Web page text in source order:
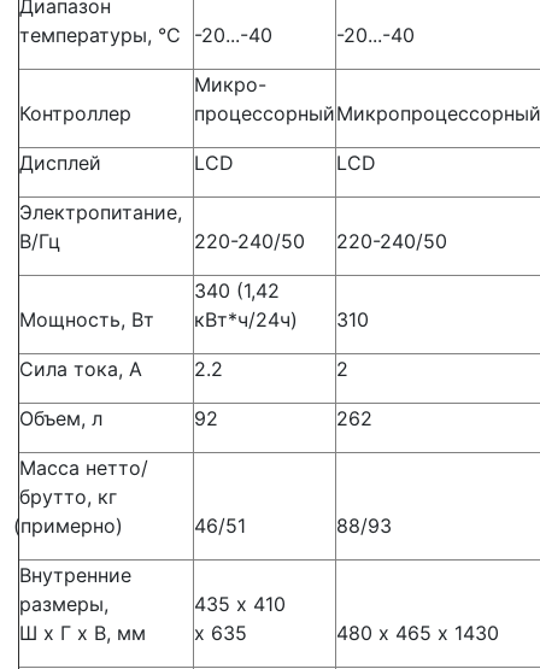
Диапазон
температуры, °C
-20...-40 -20...-40
Контроллер
Микро-
процессорныйМикропроцессорный
Дисплей LCD LCD
Электропитание,
В/Гц
220-240/50 220-240/50
Мощность, Вт
340 (1,42
кВт*ч/24ч)
310
Сила тока, А 2.2 2
Объем, л 92 262
Масса нетто/
брутто, кг
(примерно) 46/51 88/93
Внутренние
размеры,
Ш х Г х В, мм
435 х 410
х 635
480 х 465 х 1430